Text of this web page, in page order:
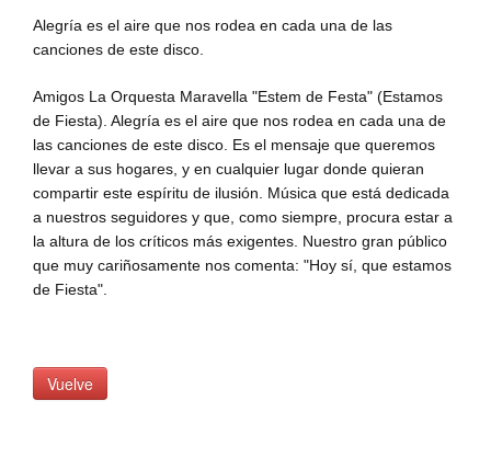
Alegría es el aire que nos rodea en cada una de las
canciones de este disco.
Amigos La Orquesta Maravella "Estem de Festa" (Estamos
de Fiesta). Alegría es el aire que nos rodea en cada una de
las canciones de este disco. Es el mensaje que queremos
llevar a sus hogares, y en cualquier lugar donde quieran
compartir este espíritu de ilusión. Música que está dedicada
a nuestros seguidores y que, como siempre, procura estar a
la altura de los críticos más exigentes. Nuestro gran público
que muy cariñosamente nos comenta: "Hoy sí , que estamos
de Fiesta"
Vuelve